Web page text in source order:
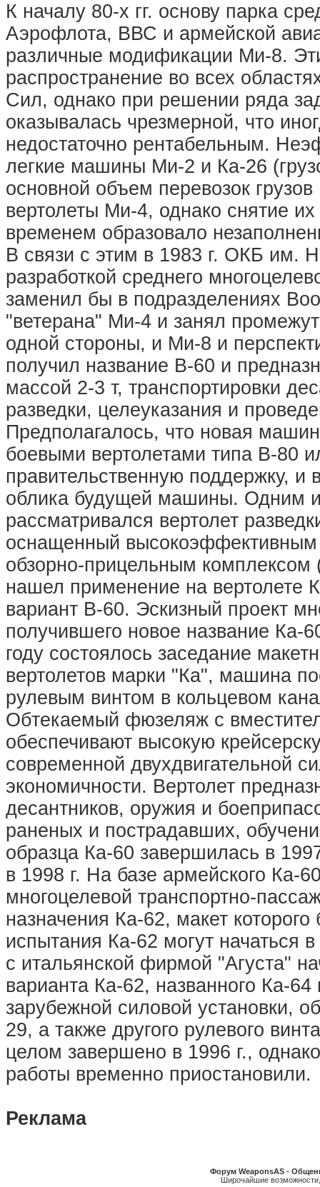
К началу 80-х гг. основу парка
Аэрофлота, ВВС и армейской
различные модификации Ми-8.
распространение во всех
Сил, однако при решении ряда
оказывалась чрезмерной, что
недостаточно рентабельным.
легкие машины Ми-2 и Ка-26
основной объем перевозок
вертолеты Ми-4, однако снятие их
временем образовало
В связи с этим в 1983 г. ОКБ им.
разработкой среднего
заменил бы в подразделениях
"ветерана" Ми-4 и занял
одной стороны, и Ми-8 и
получил название В-60 и
массой 2-3 т, транспортировки
разведки, целеуказания и
Предполагалось, что новая
боевыми вертолетами типа В-80
правительственную поддержку, и
облика будущей машины. Одним
рассматривался вертолет
оснащенный высокоэффективным
обзорно-прицельным комплексом
нашел применение на вертолете
вариант В-60. Эскизный проект
получившего новое название Ка-
году состоялось заседание
вертолетов марки "Ка", машина
рулевым винтом в кольцевом
Обтекаемый фюзеляж с
обеспечивают высокую
современной двухдвигательной
экономичности. Вертолет
десантников, оружия и
раненых и пострадавших,
образца Ка-60 завершилась в
в 1998 г. На базе армейского Ка-
многоцелевой транспортно-
назначения Ка-62, макет
испытания Ка-62 могут начаться
с итальянской фирмой "Агуста"
варианта Ка-62, названного Ка-
зарубежной силовой установки,
29, а также другого рулевого
целом завершено в 1996 г.,
работы временно приостановили.
Реклама
Форум WeaponsAS -
Широчайшие